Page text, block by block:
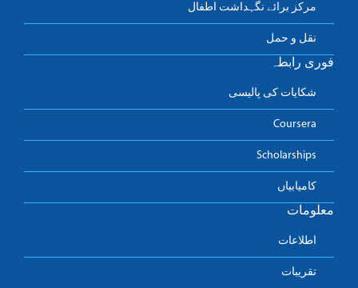
مرکز برائے نگہداشت اطفال
نقل و حمل
فوری رابطہ
شکایات کی پالیسی
Coursera
Scholarships
کامیابیاں
معلومات
اطلاعات
تقریبات